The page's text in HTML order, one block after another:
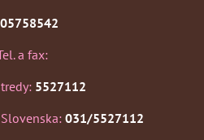
a fax:
5527112
031/5527112